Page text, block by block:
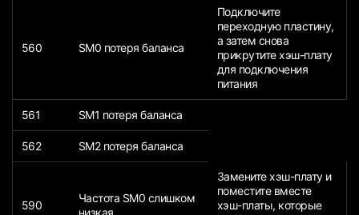
560 SM0 потеря баланса
Подключите
переходную пластину,
а затем снова
прикрутите хэш-плату
для подключения
питания
561 SM1 потеря баланса
562 SM2 потеря баланса
590
Частота SM0 слишком
низкая
Замените хэш-плату и
поместите вместе
хэш-платы, которые